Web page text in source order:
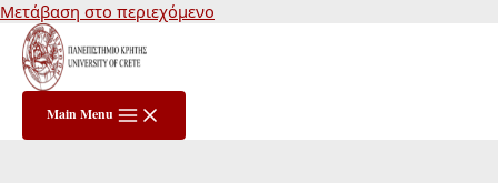
Μετάβαση στο περιεχόμενο
Main Menu